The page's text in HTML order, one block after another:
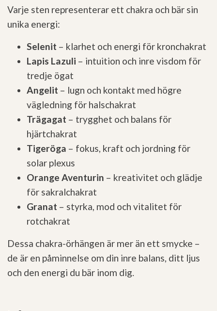
Varje sten representerar ett chakra och bär sin
unika energi:
Selenit – klarhet och energi för kronchakrat
Lapis Lazuli – intuition och inre visdom för
tredje ögat
Angelit – lugn och kontakt med högre
vägledning för halschakrat
Trägagat – trygghet och balans för
hjärtchakrat
Tigeröga – fokus, kraft och jordning för
solar plexus
Orange Aventurin – kreativitet och glädje
för sakralchakrat
Granat – styrka, mod och vitalitet för
rotchakrat
Dessa chakra-örhängen är mer än ett smycke –
de är en påminnelse om din inre balans, ditt ljus
och den energi du bär inom dig.